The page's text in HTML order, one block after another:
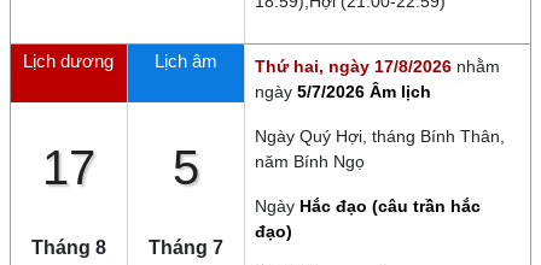
Lịch dương
17
Tháng 8
Lịch âm
5
Tháng 7
Thứ hai, ngày 17/8/2026 nhằm
ngày 5/7/2026 Âm lịch
Ngày Quý Hợi , tháng Bính Thân
năm Bính Ngọ
Ngày Hắc đạo (câu trần hắc
đạo)